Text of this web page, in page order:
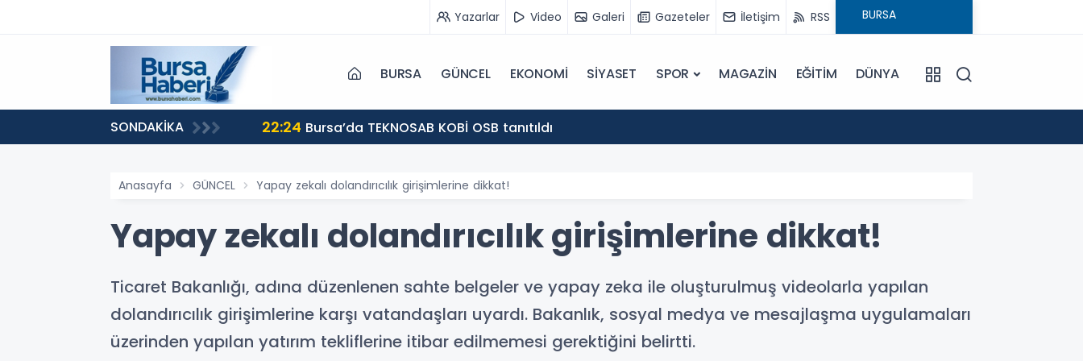
Yazarlar Video Galeri Gazeteler İletişim RSS
BURSA GÜNCEL EKONOMİ SİYASET SPOR MAGAZİN EĞİTİM DÜNYA
SONDAKİKA 22:24 Bursa’da TEKNOSAB KOBİ OSB tanıtıldı
Anasayfa GÜNCEL Yapay zekalı dolandırıcılık girişimlerine dikkat!
Yapay zekalı dolandırıcılık girişimlerine dikkat!
Ticaret Bakanlığı, adına düzenlenen sahte belgeler ve yapay zeka ile oluşturulmuş videolarla yapılan
dolandırıcılık girişimlerine karşı vatandaşları uyardı. Bakanlık, sosyal medya ve mesajlaşma uygulamaları
üzerinden yapılan yatırım tekliflerine itibar edilmemesi gerektiğini belirtti.